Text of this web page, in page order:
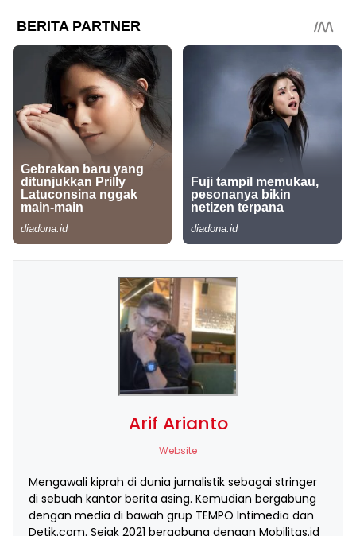
Arif Arianto
Website
Mengawali kiprah di dunia jurnalistik sebagai stringer
di sebuah kantor berita asing. Kemudian bergabung
dengan media di bawah grup TEMPO Intimedia dan
Detik.com. Sejak 2021 bergabung dengan Mobilitas.id